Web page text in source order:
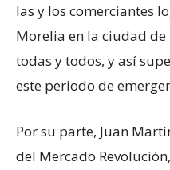
las y los comerciantes
Morelia en la ciudad
todas y todos, y así
este periodo de
Por su parte, Juan
del Mercado